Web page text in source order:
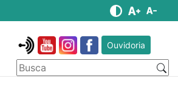
Ouvidoria